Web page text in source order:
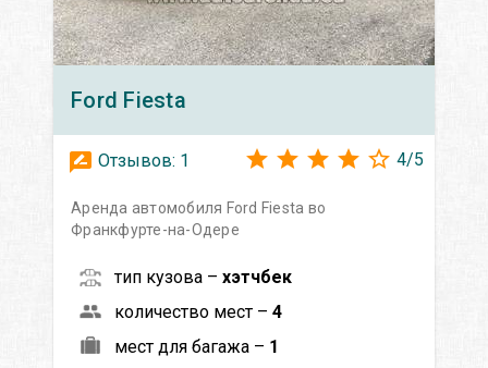
Ford Fiesta
Отзывов: 1 4/5
Аренда автомобиля Ford Fiesta во
Франкфурте-на-Одере
тип кузова – хэтчбек
количество мест – 4
мест для багажа – 1